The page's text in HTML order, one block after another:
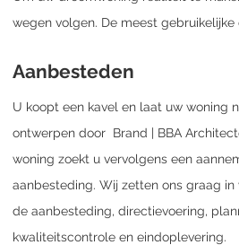
wegen volgen. De meest gebruikelijke
Aanbesteden
U koopt een kavel en laat uw woning
ontwerpen door Brand | BBA
woning zoekt u vervolgens een
aanbesteding. Wij zetten ons graag in
de aanbesteding, directievoering,
kwaliteitscontrole en eindoplevering.